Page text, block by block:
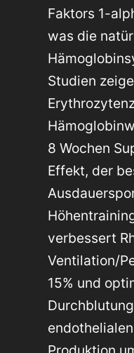
Faktors 1-
was die
Studien
8 Wochen
Effekt, der
verbessert
Ventilation/
15% und